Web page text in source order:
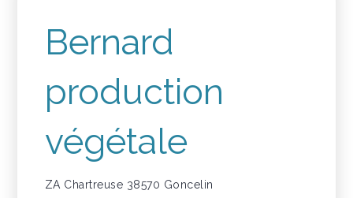
Bernard
production
végétale
ZA Chartreuse 38570 Goncelin